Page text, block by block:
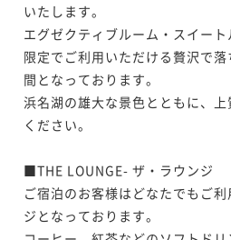
いたします。
エグゼクティブルーム・スイー
限定でご利用いただける贅沢で
間となっております。
浜名湖の雄大な景色とともに、
ください。
■THE LOUNGE- ザ・ラウンジ
ご宿泊のお客様はどなたでもご
ジとなっております。